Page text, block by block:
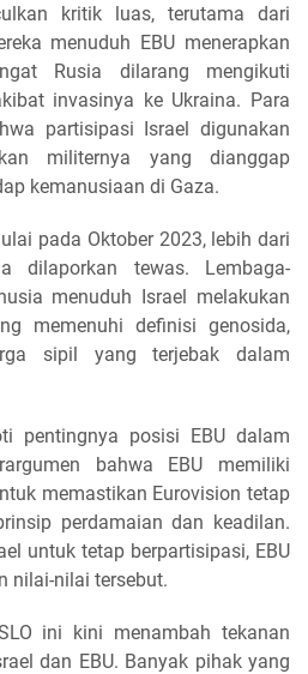
kritik luas, terutama dari
menuduh EBU menerapkan
Rusia dilarang mengikuti
invasinya ke Ukraina. Para
partisipasi Israel digunakan
militernya yang dianggap
kemanusiaan di Gaza.
pada Oktober 2023, lebih dari
dilaporkan tewas. Lembaga-
menuduh Israel melakukan
memenuhi definisi genosida,
sipil yang terjebak dalam
pentingnya posisi EBU dalam
bahwa EBU memiliki
memastikan Eurovision tetap
perdamaian dan keadilan.
untuk tetap berpartisipasi, EBU
nilai-nilai tersebut.
ini kini menambah tekanan
dan EBU. Banyak pihak yang